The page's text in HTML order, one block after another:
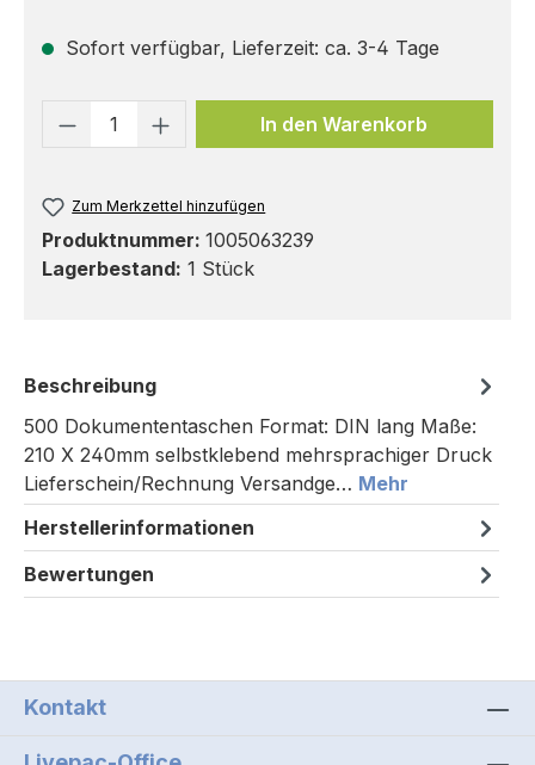
Sofort verfügbar, Lieferzeit: ca. 3-4 Tage
Produkt Anzahl: Gib den
In den Warenkorb
Zum Merkzettel hinzufügen
Produktnummer: 1005063239
Lagerbestand: 1 Stück
Beschreibung
500 Dokumententaschen Format: DIN lang Maße:
210 X 240mm selbstklebend mehrsprachiger Druck
Lieferschein/Rechnung Versandge… Mehr
Herstellerinformationen
Bewertungen
Kontakt